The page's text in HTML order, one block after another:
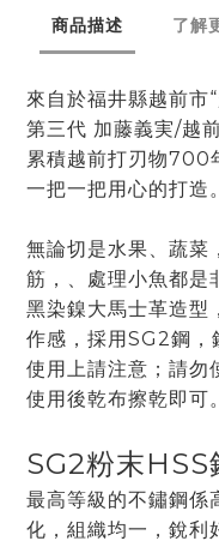
商品描述 了解
來自於福井縣越前市
第三代 加藤義実/越
累積越前打刃物700
一把一把用心的打造。
無論切是水果、蔬菜
筋，、處理小魚都是
黑染鎳大馬士革造型
作感，採用SG2鋼，
使用上請注意；請勿
使用後乾布擦乾即可。
SG2粉末HSS
最高等級的不鏽鋼係
化，組織均一，銳利